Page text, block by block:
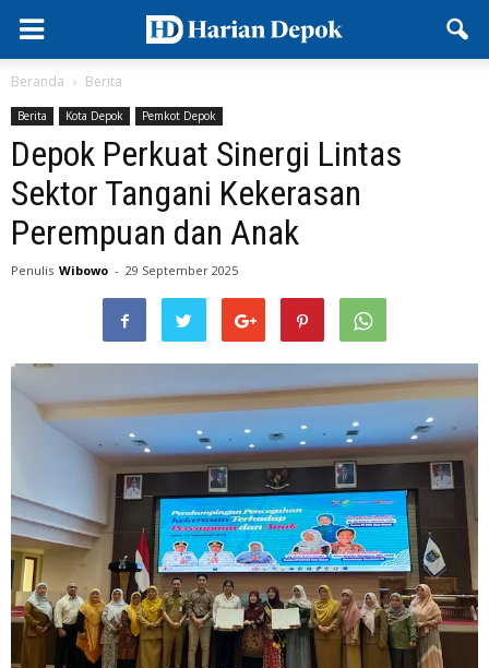
Beranda Berita
Berita Kota Depok Pemkot Depok
Depok Perkuat Sinergi Lintas
Sektor Tangani Kekerasan
Perempuan dan Anak
Penulis Wibowo - 29 September 2025